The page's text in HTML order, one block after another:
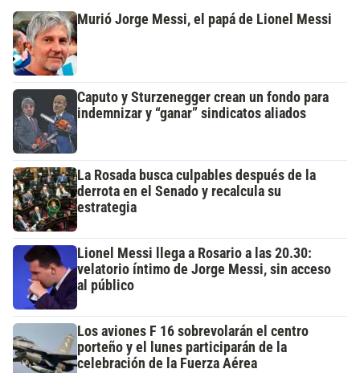
Murió Jorge Messi, el papá de Lionel Messi
Caputo y Sturzenegger crean un fondo para
indemnizar y “ganar” sindicatos aliados
La Rosada busca culpables después de la
derrota en el Senado y recalcula su
estrategia
Lionel Messi llega a Rosario a las 20.30:
velatorio íntimo de Jorge Messi, sin acceso
al público
Los aviones F 16 sobrevolarán el centro
porteño y el lunes participarán de la
celebración de la Fuerza Aérea